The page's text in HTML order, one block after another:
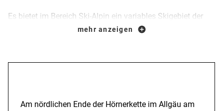
Es bietet im Bereich Ski-Alpin ein variables Skigebiet der
Spitzenklasse. Insgesamt 18 km Piste in allen
direkten Verbund mit dem benachbarten Skigebiet
mehr anzeigen
Am nördlichen Ende der Hörnerkette im Allgäu am